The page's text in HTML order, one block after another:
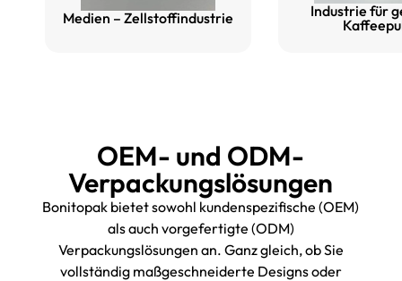
Medien – Zellstoffindustrie
Industrie für
OEM- und ODM-
Verpackungslösungen
Bonitopak bietet sowohl kundenspezifische (OEM)
als auch vorgefertigte (ODM)
Verpackungslösungen an. Ganz gleich, ob Sie
vollständig maßgeschneiderte Designs oder